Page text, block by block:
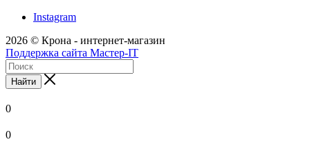
Instagram
2026 © Крона - интернет-магазин
Поддержка сайта Мастер-IT
Найти
0
0